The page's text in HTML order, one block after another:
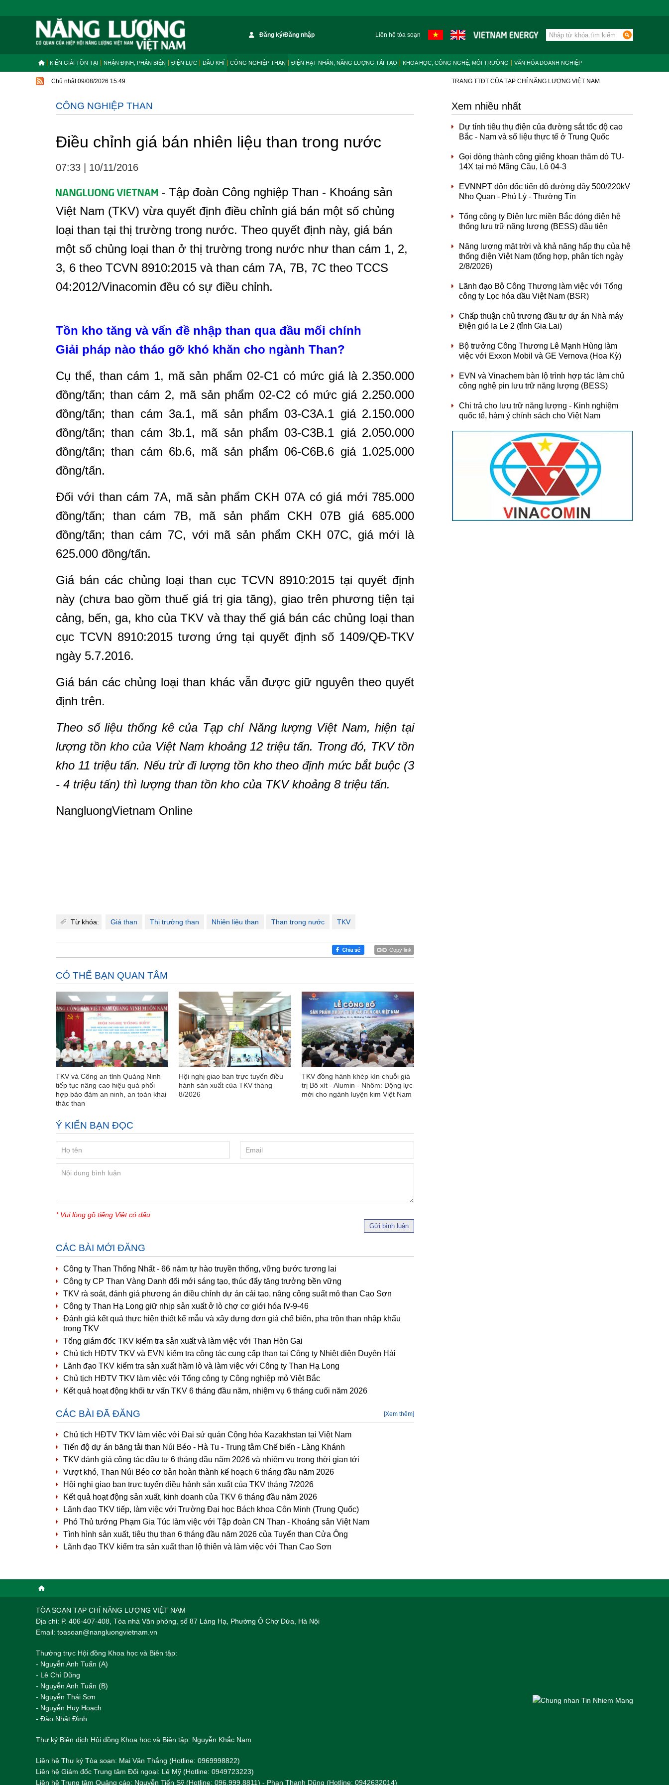
Đăng ký/Đăng nhập Liên hệ tòa soạn
KIẾN GIẢI TỒN TẠI NHẬN ĐỊNH, PHẢN BIỆN ĐIỆN LỰC DẦU KHÍ CÔNG NGHIỆP THAN ĐIỆN HẠT NHÂN, NĂNG LƯỢNG TÁI TẠO KHOA HỌC, CÔNG NGHỆ, MÔI TRƯỜNG VĂN HÓA DOANH NGHIỆP
Chủ nhật 09/08/2026 15:49 TRANG TTĐT CỦA TẠP CHÍ NĂNG LƯỢNG VIỆT NAM
CÔNG NGHIỆP THAN
Điều chỉnh giá bán nhiên liệu than trong nước
07:33 10/11/2016
- Tập đoàn Công nghiệp Than - Khoáng sản
Việt Nam (TKV) vừa quyết định điều chỉnh giá bán một số chủng
loại than tại thị trường trong nước. Theo quyết định này, giá bán
một số chủng loại than ở thị trường trong nước như than cám 1, 2,
3, 6 theo TCVN 8910:2015 và than cám 7A, 7B, 7C theo TCCS
04:2012/Vinacomin đều có sự điều chỉnh.
Tồn kho tăng và vấn đề nhập than qua đầu mối chính
Giải pháp nào tháo gỡ khó khăn cho ngành Than?
Cụ thể, than cám 1, mã sản phẩm 02-C1 có mức giá là 2.350.000
đồng/tấn; than cám 2, mã sản phẩm 02-C2 có mức giá 2.250.000
đồng/tấn; than cám 3a.1, mã sản phẩm 03-C3A.1 giá 2.150.000
đồng/tấn; than cám 3b.1, mã sản phẩm 03-C3B.1 giá 2.050.000
đồng/tấn; than cám 6b.6, mã sản phẩm 06-C6B.6 giá 1.025.000
đồng/tấn.
Đối với than cám 7A, mã sản phẩm CKH 07A có giá mới 785.000
đồng/tấn; than cám 7B, mã sản phẩm CKH 07B giá 685.000
đồng/tấn; than cám 7C, với mã sản phẩm CKH 07C, giá mới là
625.000 đồng/tấn.
Giá bán các chủng loại than cục TCVN 8910:2015 tại quyết định
này (chưa bao gồm thuế giá trị gia tăng), giao trên phương tiện tại
cảng, bến, ga, kho của TKV và thay thế giá bán các chủng loại than
cục TCVN 8910:2015 tương ứng tại quyết định số 1409/QĐ-TKV
ngày 5.7.2016.
Giá bán các chủng loại than khác vẫn được giữ nguyên theo quyết
định trên.
Theo số liệu thống kê của Tạp chí Năng lượng Việt Nam, hiện tại
lượng tồn kho của Việt Nam khoảng 12 triệu tấn. Trong đó, TKV tồn
kho 11 triệu tấn. Nếu trừ đi lượng tồn kho theo định mức bắt buộc (3
- 4 triệu tấn) thì lượng than tồn kho của TKV khoảng 8 triệu tấn.
NangluongVietnam Online
Từ khóa: Giá than Thị trường than Nhiên liệu than Than trong nước TKV
Copy link
CÓ THỂ BẠN QUAN TÂM
TKV và Công an tỉnh Quảng Ninh
tiếp tục nâng cao hiệu quả phối
hợp bảo đảm an ninh, an toàn khai
thác than
Hội nghị giao ban trực tuyến điều
hành sản xuất của TKV tháng
8/2026
TKV đồng hành khép kín chuỗi giá
trị Bô xít - Alumin - Nhôm: Động lực
mới cho ngành luyện kim Việt Nam
Ý KIẾN BẠN ĐỌC
* Vui lòng gõ tiếng Việt có dấu
Gửi bình luận
CÁC BÀI MỚI ĐĂNG
Công ty Than Thống Nhất - 66 năm tự hào truyền thống, vững bước tương lai
Công ty CP Than Vàng Danh đổi mới sáng tạo, thúc đẩy tăng trưởng bền vững
TKV rà soát, đánh giá phương án điều chỉnh dự án cải tạo, nâng công suất mỏ than Cao Sơn
Công ty Than Hạ Long giữ nhịp sản xuất ở lò chợ cơ giới hóa IV-9-46
Đánh giá kết quả thực hiện thiết kế mẫu và xây dựng đơn giá chế biến, pha trộn than nhập khẩu
trong TKV
Tổng giám đốc TKV kiểm tra sản xuất và làm việc với Than Hòn Gai
Chủ tịch HĐTV TKV và EVN kiểm tra công tác cung cấp than tại Công ty Nhiệt điện Duyên Hải
Lãnh đạo TKV kiểm tra sản xuất hầm lò và làm việc với Công ty Than Hạ Long
Chủ tịch HĐTV TKV làm việc với Tổng công ty Công nghiệp mỏ Việt Bắc
Kết quả hoạt động khối tư vấn TKV 6 tháng đầu năm, nhiệm vụ 6 tháng cuối năm 2026
CÁC BÀI ĐÃ ĐĂNG [Xem thêm]
Chủ tịch HĐTV TKV làm việc với Đại sứ quán Cộng hòa Kazakhstan tại Việt Nam
Tiến độ dự án băng tải than Núi Béo - Hà Tu - Trung tâm Chế biến - Làng Khánh
TKV đánh giá công tác đầu tư 6 tháng đầu năm 2026 và nhiệm vụ trong thời gian tới
Vượt khó, Than Núi Béo cơ bản hoàn thành kế hoạch 6 tháng đầu năm 2026
Hội nghị giao ban trực tuyến điều hành sản xuất của TKV tháng 7/2026
Kết quả hoạt động sản xuất, kinh doanh của TKV 6 tháng đầu năm 2026
Lãnh đạo TKV tiếp, làm việc với Trường Đại học Bách khoa Côn Minh (Trung Quốc)
Phó Thủ tướng Phạm Gia Túc làm việc với Tập đoàn CN Than - Khoáng sản Việt Nam
Tình hình sản xuất, tiêu thụ than 6 tháng đầu năm 2026 của Tuyển than Cửa Ông
Lãnh đạo TKV kiểm tra sản xuất than lộ thiên và làm việc với Than Cao Sơn
Xem nhiều nhất
Dự tính tiêu thụ điện của đường sắt tốc độ cao
Bắc - Nam và số liệu thực tế ở Trung Quốc
Gọi dòng thành công giếng khoan thăm dò TU-
14X tại mỏ Mãng Cầu, Lô 04-3
EVNNPT đôn đốc tiến độ đường dây 500/220kV
Nho Quan - Phủ Lý - Thường Tín
Tổng công ty Điện lực miền Bắc đóng điện hệ
thống lưu trữ năng lượng (BESS) đầu tiên
Năng lượng mặt trời và khả năng hấp thụ của hệ
thống điện Việt Nam (tổng hợp, phân tích ngày
2/8/2026)
Lãnh đạo Bộ Công Thương làm việc với Tổng
công ty Lọc hóa dầu Việt Nam (BSR)
Chấp thuận chủ trương đầu tư dự án Nhà máy
Điện gió Ia Le 2 (tỉnh Gia Lai)
Bộ trưởng Công Thương Lê Mạnh Hùng làm
việc với Exxon Mobil và GE Vernova (Hoa Kỳ)
EVN và Vinachem bàn lộ trình hợp tác làm chủ
công nghệ pin lưu trữ năng lượng (BESS)
Chi trả cho lưu trữ năng lượng - Kinh nghiệm
quốc tế, hàm ý chính sách cho Việt Nam
TÒA SOẠN TẠP CHÍ NĂNG LƯỢNG VIỆT NAM
Địa chỉ: P. 406-407-408, Tòa nhà Văn phòng, số 87 Láng Hạ, Phường Ô Chợ Dừa, Hà Nội
Email: toasoan@nangluongvietnam.vn
Thường trực Hội đồng Khoa học và Biên tập:
​​​​​​- Nguyễn Anh Tuấn (A)
- Lê Chí Dũng
- Nguyễn Anh Tuấn (B)
- Nguyễn Thái Sơn
- Nguyễn Huy Hoạch
- Đào Nhật Đình
Thư ký Biên dịch Hội đồng Khoa học và Biên tập: Nguyễn Khắc Nam
Liên hệ Thư ký Tòa soạn: Mai Văn Thắng (Hotline: 0969998822)
Liên hệ Giám đốc Trung tâm Đối ngoại: Lê Mỹ (Hotline: 0949723223)
Liên hệ Trung tâm Quảng cáo: Nguyễn Tiến Sỹ (Hotline: 096.999.8811) - Phan Thanh Dũng (Hotline: 0942632014)